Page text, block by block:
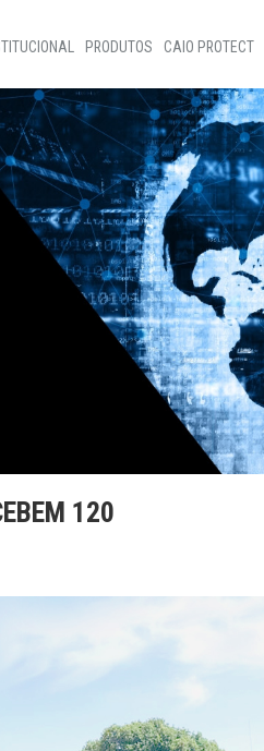
nós
Sociais
de ètica
Gente
PRODUTOS CAIO PROTECT
120